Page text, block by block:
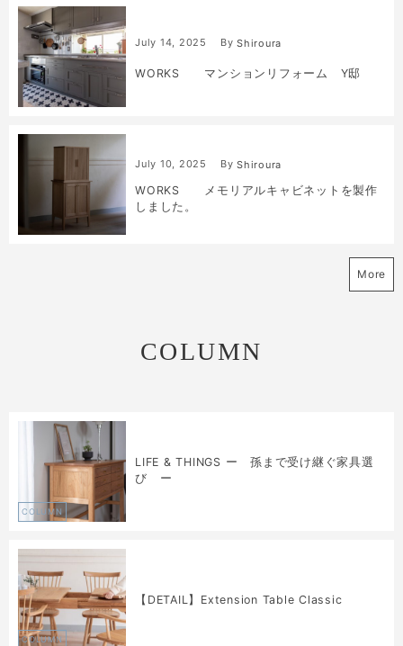
July 14, 2025 By Shiroura
WORKS マンションリフォーム Y邸
July 10, 2025 By Shiroura
WORKS メモリアルキャビネットを製作
しました。
More
COLUMN
COLUMN
LIFE & THINGS ー 孫まで受け継ぐ家具選
び ー
COLUMN
【DETAIL】Extension Table Classic